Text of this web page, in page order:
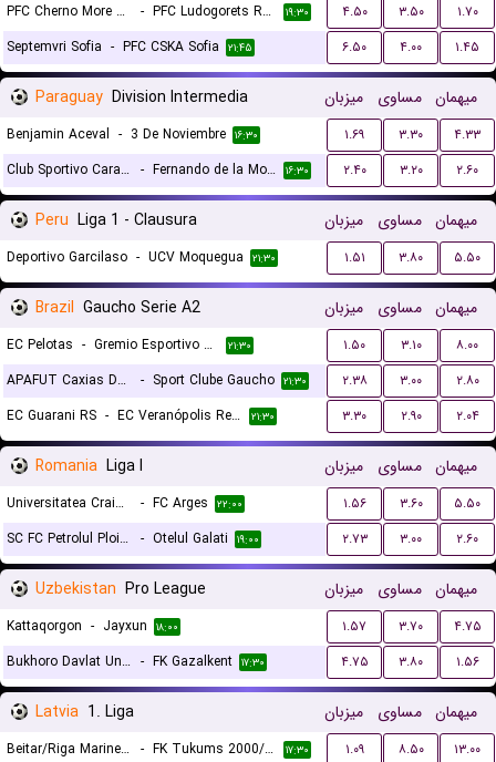
PFC Cherno More Varna - PFC Ludogorets Razgrad ۱۹:۳۰ ۴.۵۰ ۳.۵۰
۱.۷۰
Septemvri Sofia - PFC CSKA Sofia ۲۱:۴۵ ۶.۵۰ ۴.۰۰ ۱.۴۵
Paraguay Division Intermedia میزبان مساوی میهمان
Benjamin Aceval - 3 De Noviembre ۱۶:۳۰ ۱.۶۹ ۳.۳۰
۴.۳۳
Club Sportivo Carapegua - Fernando de la Mora ۱۶:۳۰ ۲.۴۰ ۳.۲۰ ۲.۶۰
Peru Liga 1 - Clausura میزبان مساوی میهمان
Deportivo Garcilaso - UCV Moquegua ۲۱:۳۰ ۱.۵۱ ۳.۸۰ ۵.۵۰
Brazil Gaucho Serie A2 میزبان مساوی میهمان
EC Pelotas - Gremio Esportivo Bage ۲۱:۳۰ ۱.۵۰ ۳.۱۰
۸.۰۰
APAFUT Caxias Do Sul RS
- Sport Clube Gaucho ۲۱:۳۰ ۲.۳۸ ۳.۰۰
۲.۸۰
EC Guarani RS - EC Veranópolis Recreativo Cultural ۲۱:۳۰ ۳.۳۰ ۲.۹۰ ۲.۰۴
Romania Liga I میزبان مساوی میهمان
Universitatea Craiova - FC Arges ۲۲:۰۰ ۱.۵۶ ۳.۶۰
۵.۵۰
SC FC Petrolul Ploiesti
- Otelul Galati ۱۹:۰۰ ۲.۷۳ ۳.۰۰ ۲.۶۰
Uzbekistan Pro League میزبان مساوی میهمان
Kattaqorgon - Jayxun ۱۸:۰۰ ۱.۵۷ ۳.۷۰
۴.۷۵
Bukhoro Davlat Universiteti - FK Gazalkent ۱۷:۳۰ ۴.۷۵ ۳.۸۰ ۱.۵۶
Latvia 1. Liga میزبان مساوی میهمان
Beitar/Riga Mariners - FK Tukums 2000/Tss II ۱۷:۳۰ ۱.۰۹ ۸.۵۰ ۱۳.۰۰